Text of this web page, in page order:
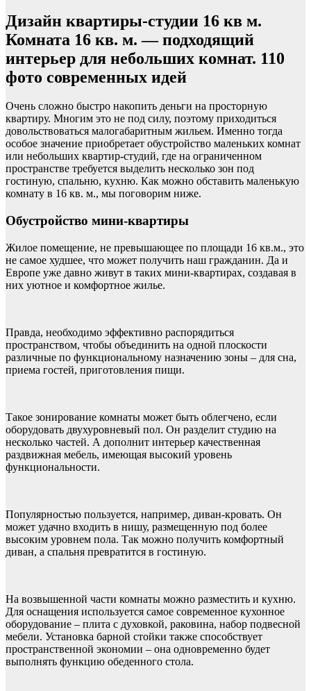
Дизайн квартиры-студии 16 кв м.
Комната 16 кв. м. — подходящий
интерьер для небольших комнат. 110
фото современных идей
Очень сложно быстро накопить деньги на просторную
квартиру. Многим это не под силу, поэтому приходиться
довольствоваться малогабаритным жильем. Именно тогда
особое значение приобретает обустройство маленьких комнат
или небольших квартир-студий, где на ограниченном
пространстве требуется выделить несколько зон под
гостиную, спальню, кухню. Как можно обставить маленькую
комнату в 16 кв. м., мы поговорим ниже.
Обустройство мини-квартиры
Жилое помещение, не превышающее по площади 16 кв.м., это
не самое худшее, что может получить наш гражданин. Да и
Европе уже давно живут в таких мини-квартирах, создавая в
них уютное и комфортное жилье.
Правда, необходимо эффективно распорядиться
пространством, чтобы объединить на одной плоскости
различные по функциональному назначению зоны – для сна,
приема гостей, приготовления пищи.
Такое зонирование комнаты может быть облегчено, если
оборудовать двухуровневый пол. Он разделит студию на
несколько частей. А дополнит интерьер качественная
раздвижная мебель, имеющая высокий уровень
функциональности.
Популярностью пользуется, например, диван-кровать. Он
может удачно входить в нишу, размещенную под более
высоким уровнем пола. Так можно получить комфортный
диван, а спальня превратится в гостиную.
На возвышенной части комнаты можно разместить и кухню.
Для оснащения используется самое современное кухонное
оборудование – плита с духовкой, раковина, набор подвесной
мебели. Установка барной стойки также способствует
пространственной экономии – она одновременно будет
выполнять функцию обеденного стола.